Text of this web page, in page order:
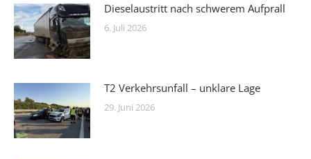
Dieselaustritt nach schwerem Aufprall
6. Juli 2026
T2 Verkehrsunfall – unklare Lage
29. Juni 2026